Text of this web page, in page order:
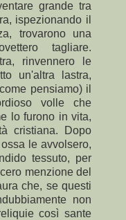
grande tra
ispezionando il
trovarono una
tagliare.
rinvennero le
un'altra lastra,
pensiamo) il
volle che
lo furono in vita,
cristiana. Dopo
le avvolsero,
tessuto, per
menzione del
che, se questi
non
così sante